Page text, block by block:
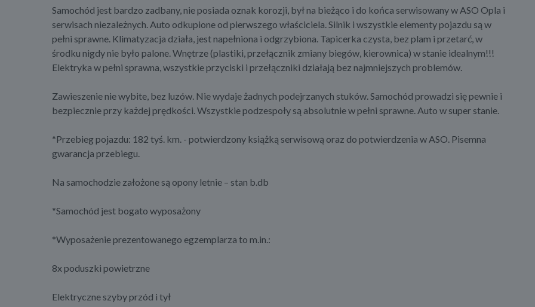
Samochód jest bardzo zadbany, nie posiada oznak korozji, był na bieżąco i do końca serwisowany w ASO Opla i
serwisach niezależnych. Auto odkupione od pierwszego właściciela. Silnik i wszystkie elementy pojazdu są w
pełni sprawne. Klimatyzacja działa, jest napełniona i odgrzybiona. Tapicerka czysta, bez plam i przetarć, w
środku nigdy nie było palone. Wnętrze (plastiki, przełącznik zmiany biegów, kierownica) w stanie idealnym!!!
Elektryka w pełni sprawna, wszystkie przyciski i przełączniki działają bez najmniejszych problemów.
Zawieszenie nie wybite, bez luzów. Nie wydaje żadnych podejrzanych stuków. Samochód prowadzi się pewnie i
bezpiecznie przy każdej prędkości. Wszystkie podzespoły są absolutnie w pełni sprawne. Auto w super stanie.
*Przebieg pojazdu: 182 tyś. km. - potwierdzony książką serwisową oraz do potwierdzenia w ASO. Pisemna
gwarancja przebiegu.
Na samochodzie założone są opony letnie – stan b.db
*Samochód jest bogato wyposażony
*Wyposażenie prezentowanego egzemplarza to m.in.:
8x poduszki powietrzne
Elektryczne szyby przód i tył